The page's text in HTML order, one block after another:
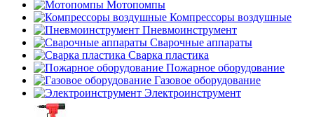
Мотопомпы
Компрессоры воздушные
Пневмоинструмент
Сварочные аппараты
Сварка пластика
Пожарное оборудование
Газовое оборудование
Электроинструмент